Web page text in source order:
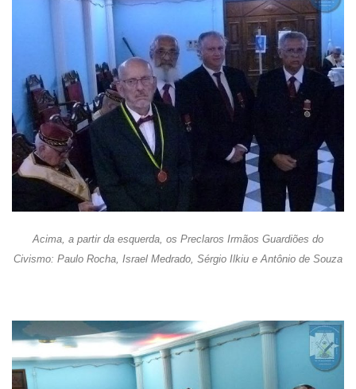
Acima, a partir da esquerda, os Preclaros Irmãos Guardiões do
Civismo: Paulo Rocha, Israel Medrado, Sérgio Ilkiu e Antônio de Souza